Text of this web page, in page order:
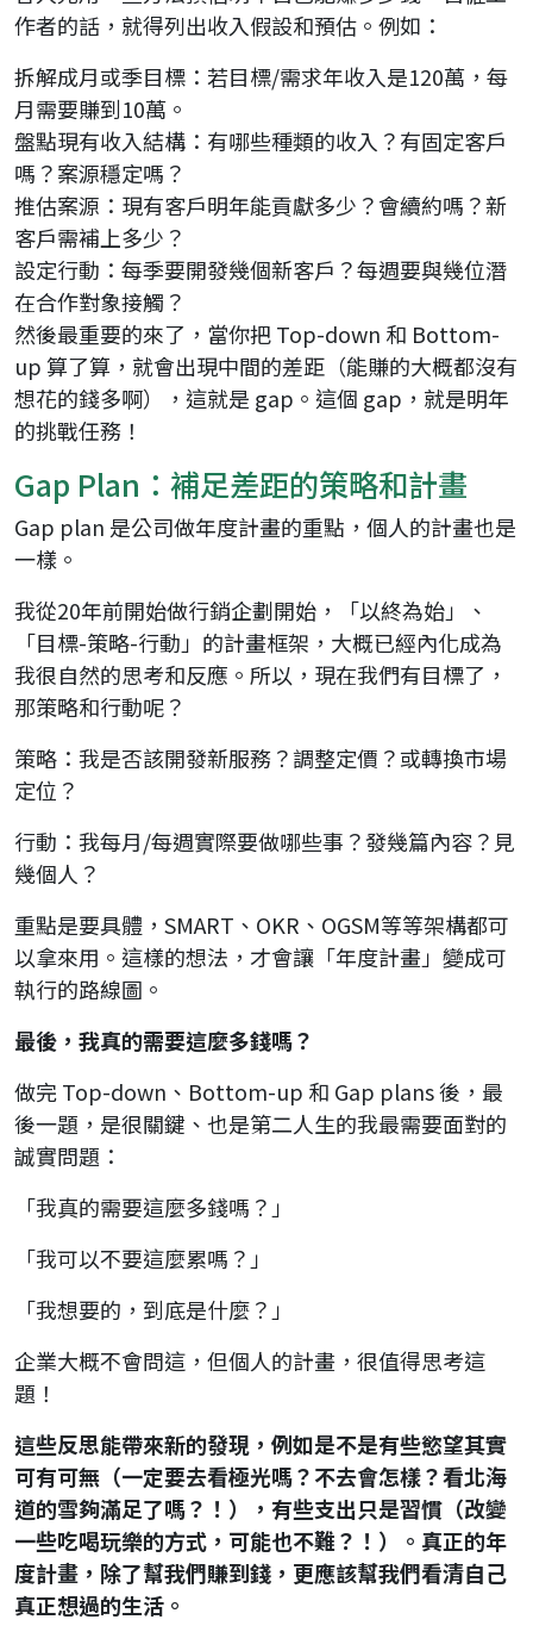
作者的話，就得列出收入假設和預估。例如：
拆解成月或季目標：若目標/需求年收入是120萬，每
月需要賺到10萬。
盤點現有收入結構：有哪些種類的收入？有固定客戶
嗎？案源穩定嗎？
推估案源：現有客戶明年能貢獻多少？會續約嗎？新
客戶需補上多少？
設定行動：每季要開發幾個新客戶？每週要與幾位潛
在合作對象接觸？
然後最重要的來了，當你把 Top-down 和 Bottom-
up 算了算，就會出現中間的差距（能賺的大概都沒有
想花的錢多啊），這就是 gap。這個 gap，就是明年
的挑戰任務！
Gap Plan：補足差距的策略和計畫
Gap plan 是公司做年度計畫的重點，個人的計畫也是
一樣。
我從20年前開始做行銷企劃開始，「以終為始」、
「目標-策略-行動」的計畫框架，大概已經內化成為
我很自然的思考和反應。所以，現在我們有目標了，
那策略和行動呢？
策略：我是否該開發新服務？調整定價？或轉換市場
定位？
行動：我每月/每週實際要做哪些事？發幾篇內容？見
幾個人？
重點是要具體，SMART、OKR、OGSM等等架構都可
以拿來用。這樣的想法，才會讓「年度計畫」變成可
執行的路線圖。
最後，我真的需要這麼多錢嗎？
做完 Top-down、Bottom-up 和 Gap plans 後，最
後一題，是很關鍵、也是第二人生的我最需要面對的
誠實問題：
「我真的需要這麼多錢嗎？」
「我可以不要這麼累嗎？」
「我想要的，到底是什麼？」
企業大概不會問這，但個人的計畫，很值得思考這
題！
這些反思能帶來新的發現，例如是不是有些慾望其實
可有可無（一定要去看極光嗎？不去會怎樣？看北海
道的雪夠滿足了嗎？！），有些支出只是習慣（改變
一些吃喝玩樂的方式，可能也不難？！）。真正的年
度計畫，除了幫我們賺到錢，更應該幫我們看清自己
真正想過的生活。